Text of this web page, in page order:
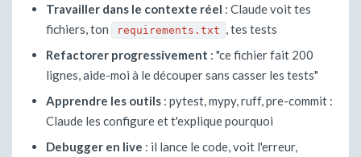
Travailler dans le contexte réel : Claude voit tes
fichiers, ton
requirements.txt , tes tests
Refactorer progressivement : "ce fichier fait 200
lignes, aide-moi à le découper sans casser les tests"
Apprendre les outils : pytest, mypy, ruff, pre-commit :
Claude les configure et t'explique pourquoi
Debugger en live : il lance le code, voit l'erreur,